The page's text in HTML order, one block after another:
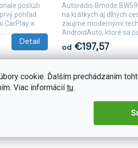
cookie. Ďalším prechádzaním
Viac informáciítu.
Detail
poslúži
pohľad
CarPlay a
od €197,57
Autorádio Bmode
na krátkych aj dlhých
zaujme modernými
AndroidAuto, ktoré sa